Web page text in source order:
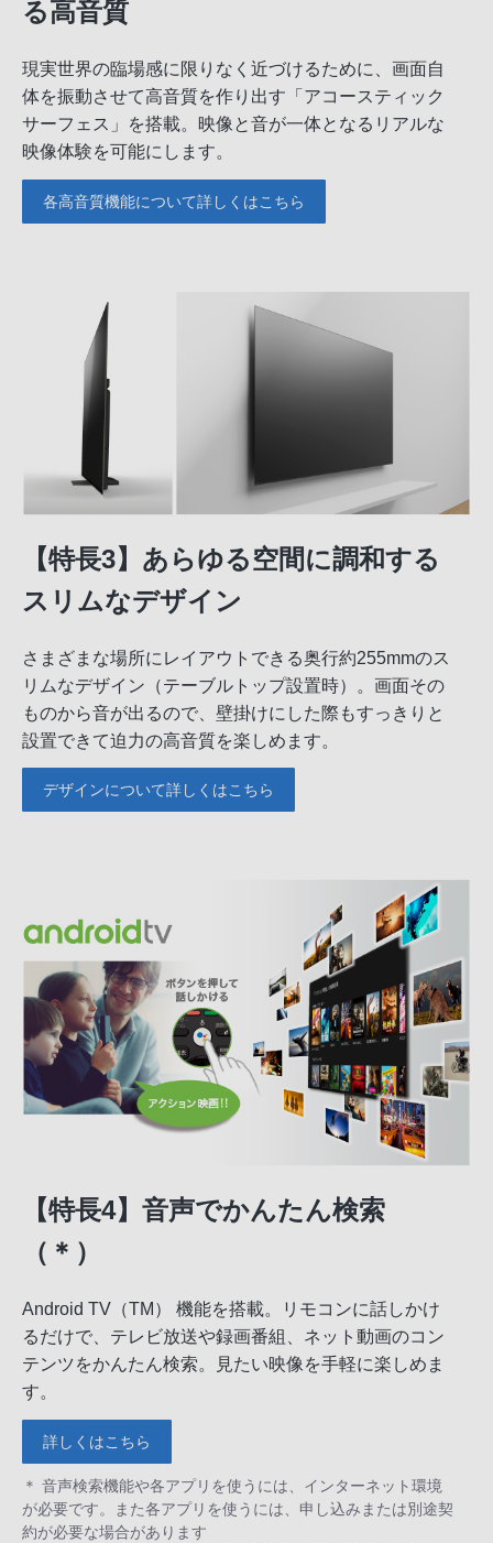
る高音質
現実世界の臨場感に限りなく近づけるために、画面自
体を振動させて高音質を作り出す「アコースティック
サーフェス」を搭載。映像と音が一体となるリアルな
映像体験を可能にします。
各高音質機能について詳しくはこちら
【特長3】あらゆる空間に調和する
スリムなデザイン
さまざまな場所にレイアウトできる奥行約255mmのス
リムなデザイン（テーブルトップ設置時）。画面その
ものから音が出るので、壁掛けにした際もすっきりと
設置できて迫力の高音質を楽しめます。
デザインについて詳しくはこちら
【特長4】音声でかんたん検索
（＊）
Android TV（TM） 機能を搭載。リモコンに話しかけ
るだけで、テレビ放送や録画番組、ネット動画のコン
テンツをかんたん検索。見たい映像を手軽に楽しめま
す。
詳しくはこちら
＊ 音声検索機能や各アプリを使うには、インターネット環境
が必要です。また各アプリを使うには、申し込みまたは別途契
約が必要な場合があります